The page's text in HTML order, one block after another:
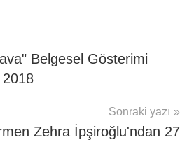
Belgesel Gösterimi
2018
Sonraki yazı
Zehra İpşiroğlu'ndan 27